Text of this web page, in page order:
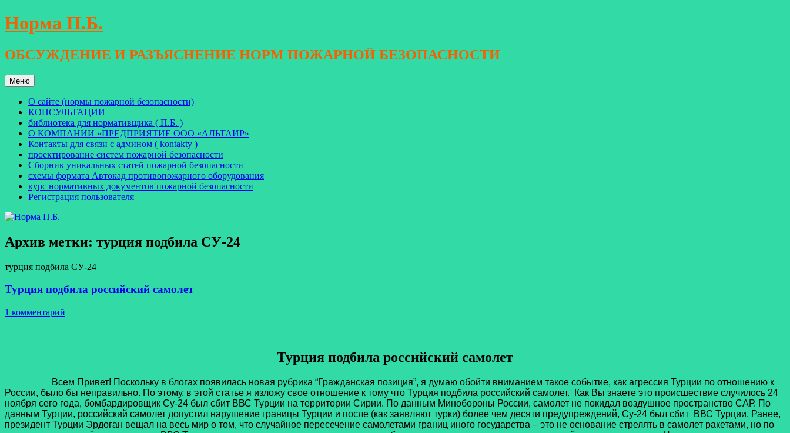
Перейти
к
Норма П.Б.
ОБСУЖДЕНИЕ И РАЗЪЯСНЕНИЕ НОРМ ПОЖАРНОЙ БЕЗОПАСНОСТИ
Меню
О сайте (нормы пожарной безопасности)
КОНСУЛЬТАЦИИ
библиотека для нормативщика ( П.Б. )
О КОМПАНИИ «ПРЕДПРИЯТИЕ ООО «АЛЬТАИР»
Контакты для связи с админом ( kontakty )
проектирование систем пожарной безопасности
Сборник уникальных статей пожарной безопасности
схемы формата Автокад противопожарного оборудования
курс нормативных документов пожарной безопасности
Регистрация пользователя
Архив метки: турция подбила СУ-24
турция подбила СУ-24
Турция подбила российский самолет
1 комментарий
Турция подбила российский самолет
Всем Привет! Поскольку в блогах появилась новая рубрика “Гражданская позиция”, я думаю обойти вниманием такое событие, как агрессия Турции по отношению к
России, было бы неправильно. По этому, в этой статье я изложу свое отношение к тому что Турция подбила российский самолет. Как Вы знаете это происшествие случилось 24
ноября сего года, бомбардировщик Су-24 был сбит ВВС Турции на территории Сирии. По данным Минобороны России, самолет не покидал воздушное пространство САР. По
данным Турции, российский самолет допустил нарушение границы Турции и после (как заявляют турки) более чем десяти предупреждений, Су-24 был сбит ВВС Турции. Ранее,
президент Турции Эрдоган вещал на весь мир о том, что случайное пересечение самолетами границ иного государства – это не основание стрелять в самолет ракетами, но по